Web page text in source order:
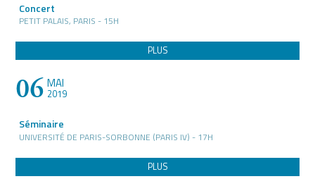
Concert
PETIT PALAIS, PARIS - 15H
PLUS
06 MAI
2019
Séminaire
UNIVERSITÉ DE PARIS-SORBONNE (PARIS IV) - 17H
PLUS